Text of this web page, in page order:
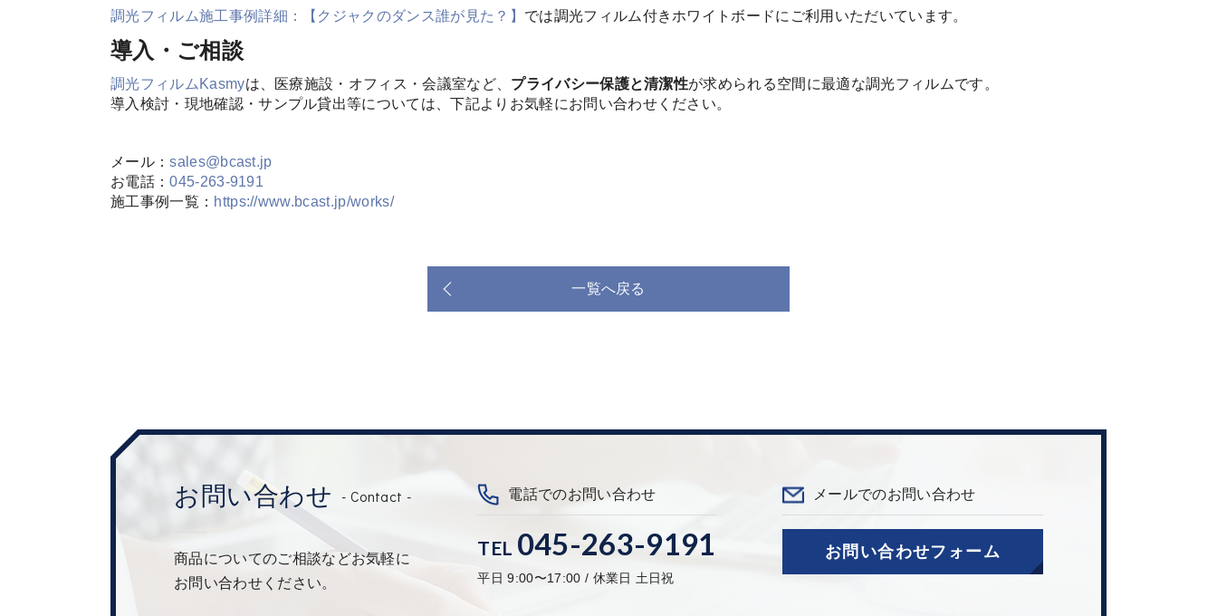
調光フィルム施工事例詳細：【クジャクのダンス誰が見た？】 では調光フィルム付きホワイトボードにご利用いただいています。
導入・ご相談
調光フィルムKasmyは、医療施設・オフィス・会議室など、 プライバシー保護と清潔性が求められる空間に最適な調光フィルムです。
導入検討・現地確認・サンプル貸出等については、下記よりお気軽にお問い合わせください。
メール：sales@bcast.jp
お電話：045-263-9191
施工事例一覧： https://www.bcast.jp/works/
一覧へ戻る
お問い合わせ - Contact -
商品についてのご相談などお気軽に
お問い合わせください。
電話でのお問い合わせ
TEL 045-263-9191
平日 9:00〜17:00 / 休業日 土日祝
メールでのお問い合わせ
お問い合わせフォーム